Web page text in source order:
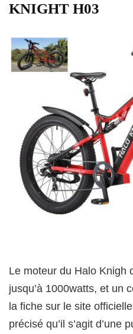
KNIGHT H03
Le moteur du Halo Knigh
jusqu’à 1000watts, et un
la fiche sur le site
précisé qu’il s’agit d’une